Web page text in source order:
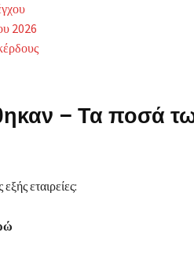
2026
– Τα ποσά
εταιρείες: